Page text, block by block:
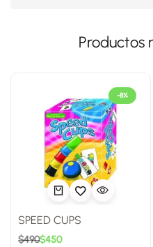
Productos
-8%
SPEED CUPS
$490$450